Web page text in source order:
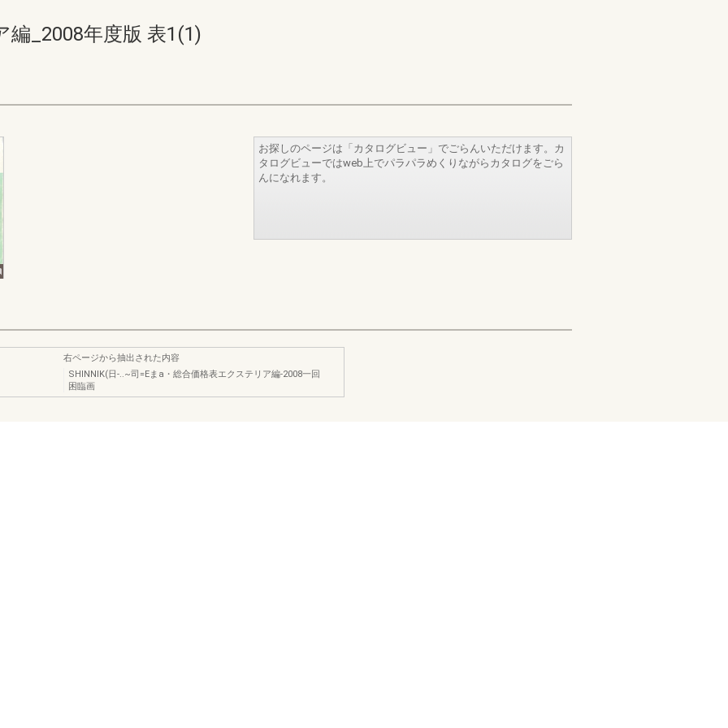
_2008年度版 表1(1)
お探しのページは「カタログビュー」でごらんいただけます。カ
タログビューではweb上でパラパラめくりながらカタログをごら
んになれます。
右ページから抽出された内容
SHINNIK(日-..~司=Eまa・総合価格表エクステリア編-2008一回
困臨画